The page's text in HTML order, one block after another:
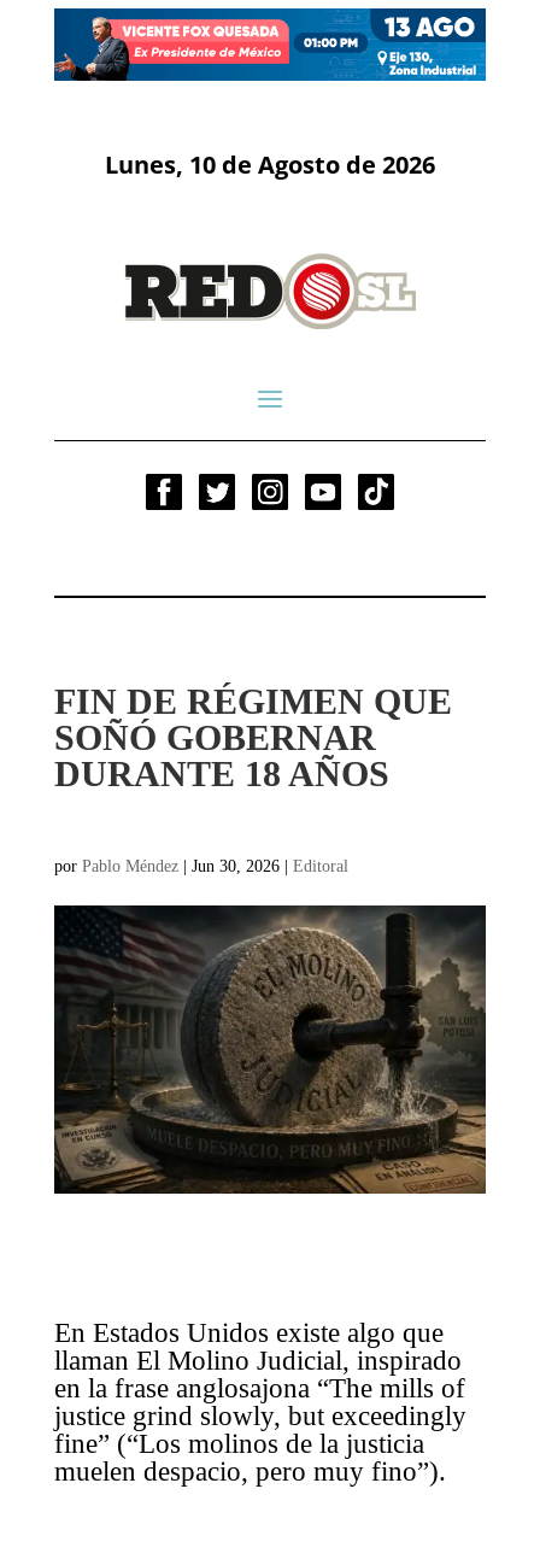
Lunes, 10 de Agosto de 2026
FIN DE RÉGIMEN QUE
SOÑÓ GOBERNAR
DURANTE 18 AÑOS
por Pablo Méndez| Jun 30, 2026| Editoral
En Estados Unidos existe algo que
llaman El Molino Judicial, inspirado
en la frase anglosajona “The mills of
justice grind slowly, but exceedingly
fine” (“Los molinos de la justicia
muelen despacio, pero muy fino”).